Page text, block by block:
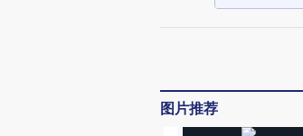
图片推荐